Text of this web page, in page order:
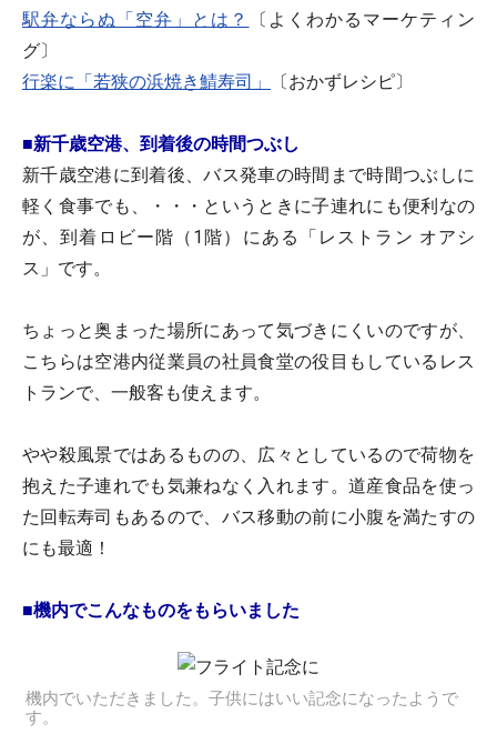
駅弁ならぬ「空弁」とは？
〔よくわかるマーケティン
グ〕
行楽に「若狭の浜焼き鯖寿司」
〔おかずレシピ〕
■新千歳空港、到着後の時間つぶし
新千歳空港に到着後、バス発車の時間まで時間つぶしに
軽く食事でも、・・・というときに子連れにも便利なの
が、到着ロビー階（1階）にある「レストラン オアシ
ス」です。
ちょっと奥まった場所にあって気づきにくいのですが、
こちらは空港内従業員の社員食堂の役目もしているレス
トランで、一般客も使えます。
やや殺風景ではあるものの、広々としているので荷物を
抱えた子連れでも気兼ねなく入れます。道産食品を使っ
た回転寿司もあるので、バス移動の前に小腹を満たすの
にも最適！
■機内でこんなものをもらいました
機内でいただきました。子供にはいい記念になったようで
す。